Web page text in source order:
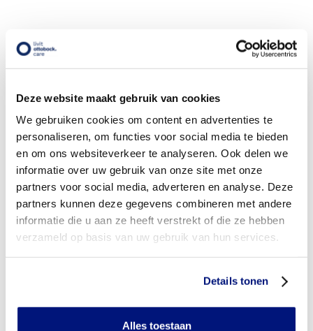
Deze website maakt gebruik van cookies
We gebruiken cookies om content en advertenties te
personaliseren, om functies voor social media te bieden
en om ons websiteverkeer te analyseren. Ook delen we
informatie over uw gebruik van onze site met onze
partners voor social media, adverteren en analyse. Deze
partners kunnen deze gegevens combineren met andere
informatie die u aan ze heeft verstrekt of die ze hebben
verzameld op basis van uw gebruik van hun services.
Details tonen
Alles toestaan
Steunkousen Orthesen en braces